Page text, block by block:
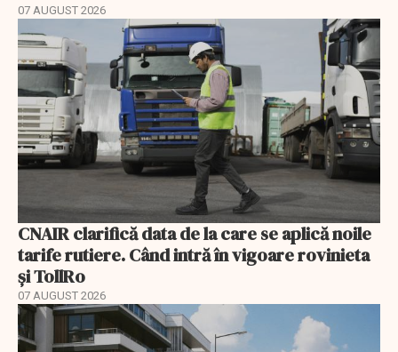
07 AUGUST 2026
CNAIR clarifică data de la care se aplică noile
tarife rutiere. Când intră în vigoare rovinieta
și TollRo
07 AUGUST 2026